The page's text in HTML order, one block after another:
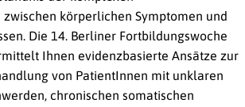
körperlichen Symptomen und
Die 14. Berliner Fortbildungswoche
Ihnen evidenzbasierte Ansätze zur
von PatientInnen mit unklaren
chronischen somatischen